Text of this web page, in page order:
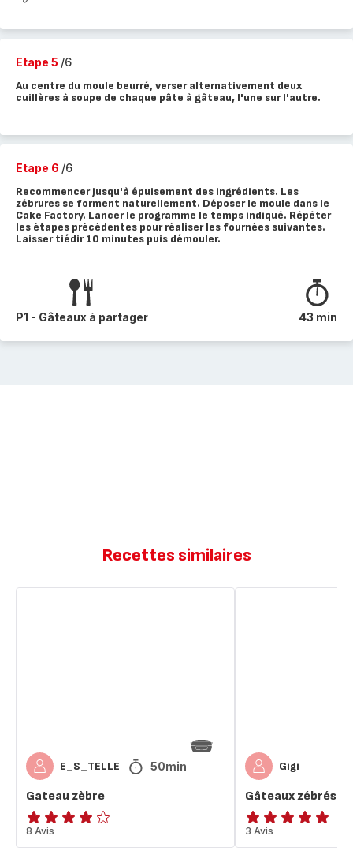
Etape 5 /6
Au centre du moule beurré, verser alternativement deux
cuillères à soupe de chaque pâte à gâteau, l'une sur l'autre.
Etape 6 /6
Recommencer jusqu'à épuisement des ingrédients. Les
zébrures se forment naturellement. Déposer le moule dans le
Cake Factory. Lancer le programme le temps indiqué. Répéter
les étapes précédentes pour réaliser les fournées suivantes.
Laisser tiédir 10 minutes puis démouler.
P1 - Gâteaux à partager 43 min
Recettes similaires
E_S_TELLE 50min
Gateau zèbre
ratings.4.1
8 Avis
Gigi
Gâteaux zébrés
Avis
5
3 Avis